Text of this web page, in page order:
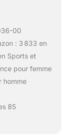
00
: 3 833 en
Sports et
pour femme
homme
85